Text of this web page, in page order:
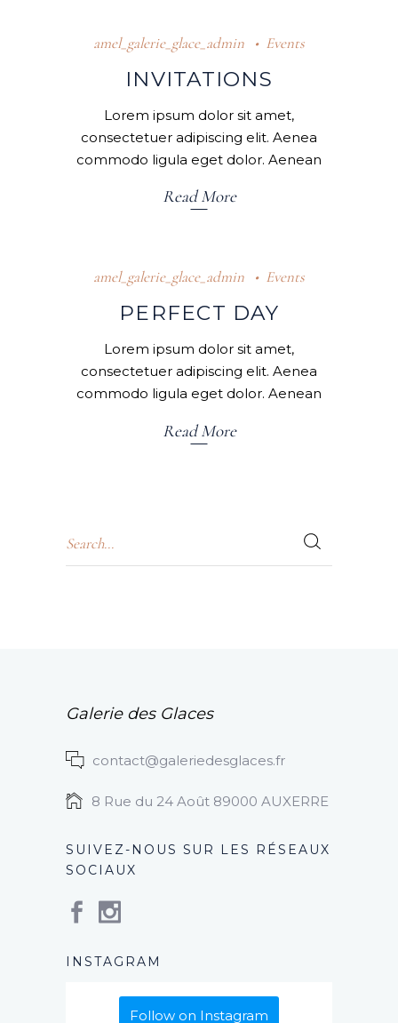
amel_galerie_glace_admin Events
INVITATIONS
Lorem ipsum dolor sit amet,
consectetuer adipiscing elit. Aenea
commodo ligula eget dolor. Aenean
Read More
amel_galerie_glace_admin Events
PERFECT DAY
Lorem ipsum dolor sit amet,
consectetuer adipiscing elit. Aenea
commodo ligula eget dolor. Aenean
Read More
Galerie des Glaces
contact@galeriedesglaces.fr
8 Rue du 24 Août 89000 AUXERRE
SUIVEZ-NOUS SUR LES RÉSEAUX
SOCIAUX
INSTAGRAM
Follow on Instagram